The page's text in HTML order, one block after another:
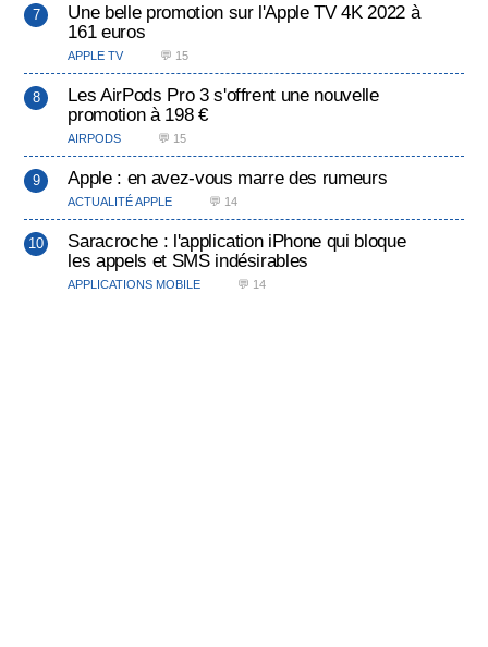
Une belle promotion sur l'Apple TV 4K 2022 à
161 euros
APPLE TV 💬 15
Les AirPods Pro 3 s'offrent une nouvelle
promotion à 198 €
AIRPODS 💬 15
Apple : en avez-vous marre des rumeurs
ACTUALITÉ APPLE 💬 14
Saracroche : l'application iPhone qui bloque
les appels et SMS indésirables
APPLICATIONS MOBILE 💬 14